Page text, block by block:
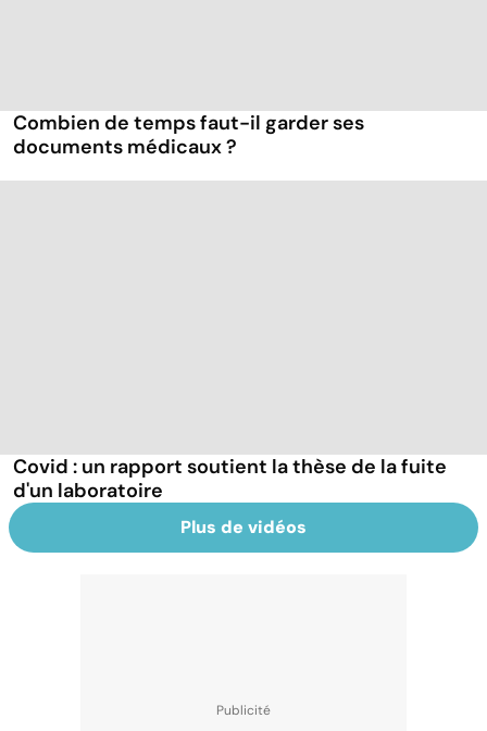
Combien de temps faut-il garder ses
documents médicaux ?
Covid : un rapport soutient la thèse de la fuite
d'un laboratoire
Plus de vidéos